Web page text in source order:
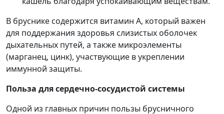
В бруснике содержится витамин А, который важен
для поддержания здоровья слизистых оболочек
дыхательных путей, а также микроэлементы
(марганец, цинк), участвующие в укреплении
иммунной защиты.
Польза для сердечно-сосудистой системы
Одной из главных причин пользы брусничного